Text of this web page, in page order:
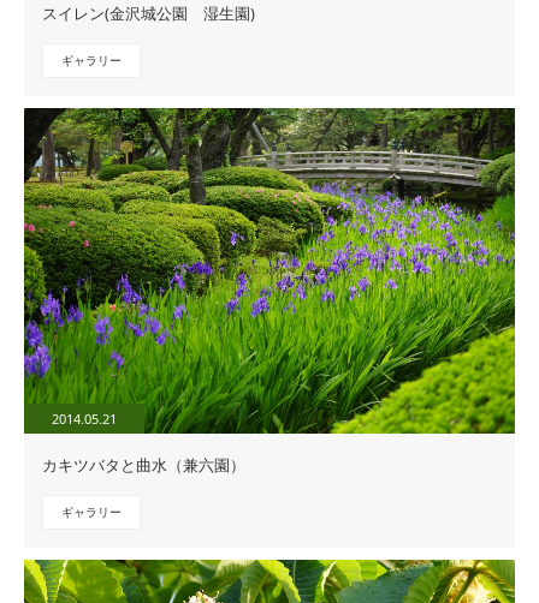
スイレン(金沢城公園 湿生園)
ギャラリー
2014.05.21
カキツバタと曲水（兼六園）
ギャラリー